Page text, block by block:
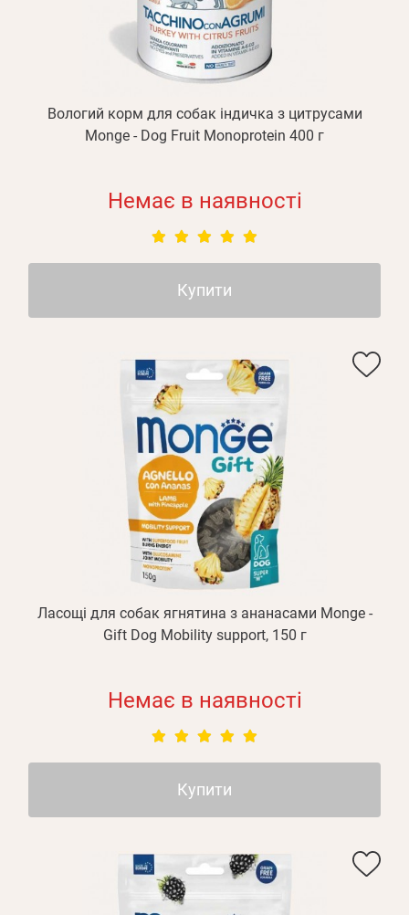
Вологий корм для собак індичка з цитрусами
Monge - Dog Fruit Monoprotein 400 г
Немає в наявності
Купити
Ласощі для собак ягнятина з ананасами Monge -
Gift Dog Mobility support, 150 г
Немає в наявності
Купити